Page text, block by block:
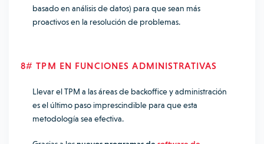
basado en análisis de datos) para que sean más
proactivos en la resolución de problemas.
8# TPM EN FUNCIONES ADMINISTRATIVAS
Llevar el TPM a las áreas de backoffice y administración
es el último paso imprescindible para que esta
metodología sea efectiva.